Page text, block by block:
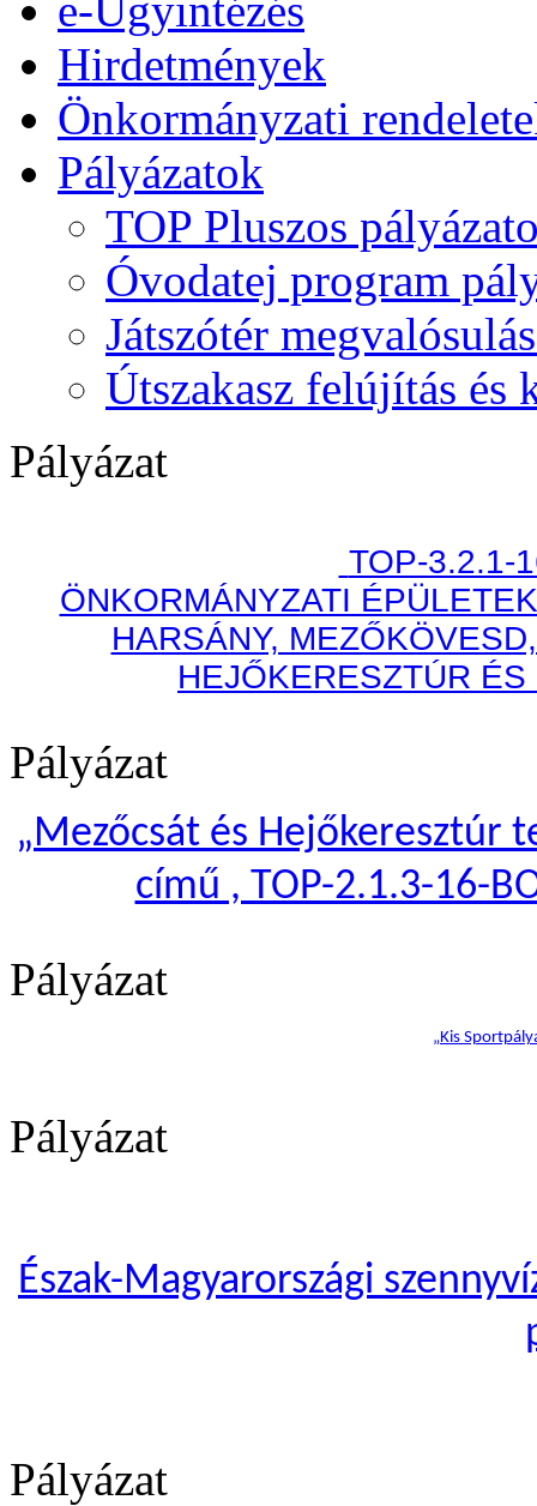
Hirdetmények
Önkormányzati
Pályázatok
TOP Pluszos
Óvodatej program
Játszótér
Útszakasz felújítás és
Pályázat
TOP-3.2.1-
ÖNKORMÁNYZATI
HARSÁNY,
HEJŐKERESZTÚR
Pályázat
„Mezőcsát és Hejőkeresztúr
című , TOP-2.1.3-16-
Pályázat
„Kis
Pályázat
Észak-Magyarországi
Pályázat